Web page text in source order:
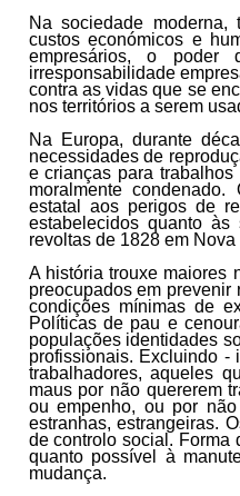
Na sociedade
custos económicos e
empresários, o poder
irresponsabilidade
contra as vidas que se
nos territórios a serem
Na Europa, durante
necessidades de
e crianças para
moralmente
estatal aos perigos de
estabelecidos quanto
revoltas de 1828 em Nova
A história trouxe maiores
preocupados em
condições mínimas de
Políticas de pau e
populações identidades
profissionais. Excluindo -
trabalhadores, aqueles
maus por não quererem
ou empenho, ou por
estranhas, estrangeiras.
de controlo social. Forma
quanto possível à
mudança.